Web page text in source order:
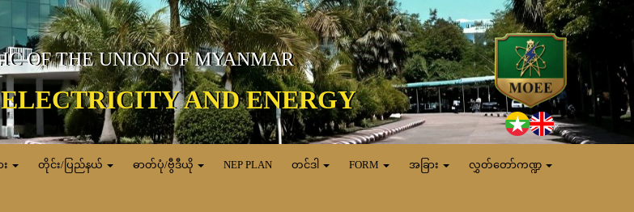
OF THE UNION OF MYANMAR
AND ENERGY
တိုင်း/ပြည်နယ် ဓာတ်ပုံ/ဗွီဒီယို NEP PLAN တင်ဒါ FORM အခြား လွှတ်တော်ကဏ္ဍ